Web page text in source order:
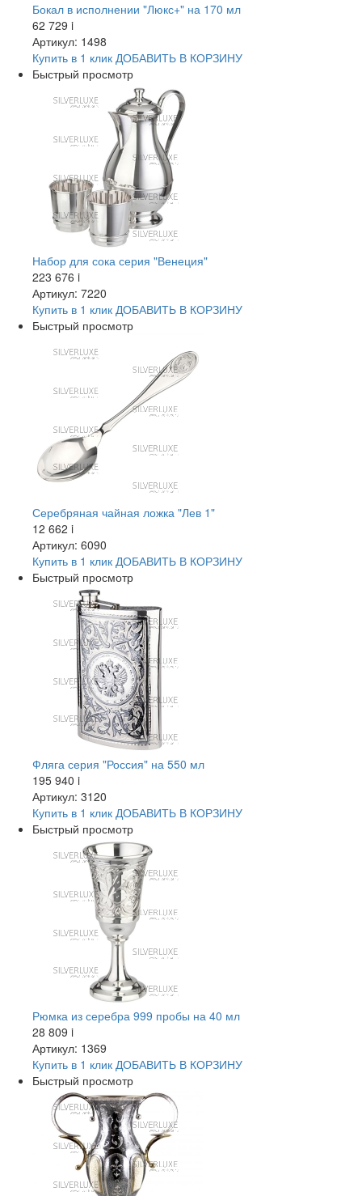
Бокал в исполнении "Люкс+" на 170 мл
62 729 i
Артикул: 1498
Купить в 1 клик ДОБАВИТЬ В КОРЗИНУ
Быстрый просмотр
Набор для сока серия "Венеция"
223 676 i
Артикул: 7220
Купить в 1 клик ДОБАВИТЬ В КОРЗИНУ
Быстрый просмотр
Серебряная чайная ложка "Лев 1"
12 662 i
Артикул: 6090
Купить в 1 клик ДОБАВИТЬ В КОРЗИНУ
Быстрый просмотр
Фляга серия "Россия" на 550 мл
195 940 i
Артикул: 3120
Купить в 1 клик ДОБАВИТЬ В КОРЗИНУ
Быстрый просмотр
Рюмка из серебра 999 пробы на 40 мл
28 809 i
Артикул: 1369
Купить в 1 клик ДОБАВИТЬ В КОРЗИНУ
Быстрый просмотр